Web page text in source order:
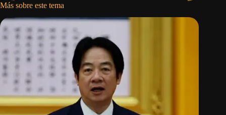
Más sobre este tema